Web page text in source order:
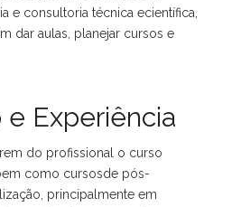
e consultoria técnica ecientífica,
dar aulas, planejar cursos e
e Experiência
do profissional o curso
como cursosde pós-
principalmente em